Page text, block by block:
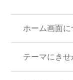
ホーム画面に
テーマにきせ